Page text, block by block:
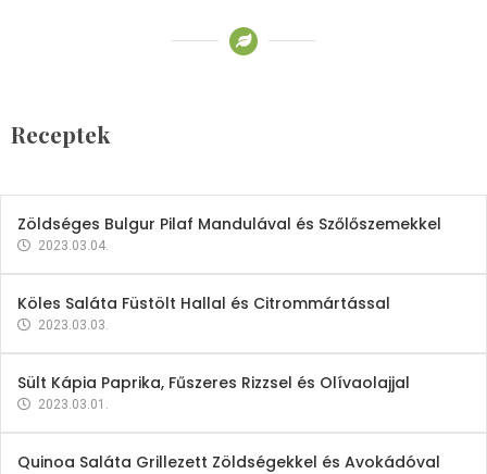
Receptek
2023.03.06.
Zöldséges Bulgur Pilaf Mandulával és Szőlőszemekkel
2023.03.04.
Köles Saláta Füstölt Hallal és Citrommártással
2023.03.03.
Sült Kápia Paprika, Fűszeres Rizzsel és Olívaolajjal
2023.03.01.
Quinoa Saláta Grillezett Zöldségekkel és Avokádóval